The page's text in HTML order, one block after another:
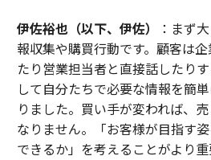
伊佐裕也（以下、伊佐）
：まず
報収集や購買行動です。顧客は
たり営業担当者と直接話したり
して自分たちで必要な情報を簡
りました。買い手が変われば、
なりません。「お客様が目指す
できるか」を考えることがより重